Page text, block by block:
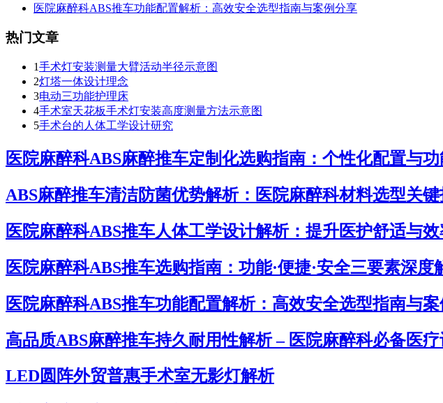
医院麻醉科ABS推车功能配置解析：高效安全选型指南与案例分享
热门文章
1手术灯安装测量大臂活动半径示意图
2灯塔一体设计理念
3电动三功能护理床
4手术室天花板手术灯安装高度测量方法示意图
5手术台的人体工学设计研究
医院麻醉科ABS麻醉推车定制化选购指南：个性化配置与
ABS麻醉推车清洁防菌优势解析：医院麻醉科材料选型关
医院麻醉科ABS推车人体工学设计解析：提升医护舒适与
医院麻醉科ABS推车选购指南：功能·便捷·安全三要素深度
医院麻醉科ABS推车功能配置解析：高效安全选型指南与
高品质ABS麻醉推车持久耐用性解析 – 医院麻醉科必备医
LED圆阵外贸普惠手术室无影灯解析